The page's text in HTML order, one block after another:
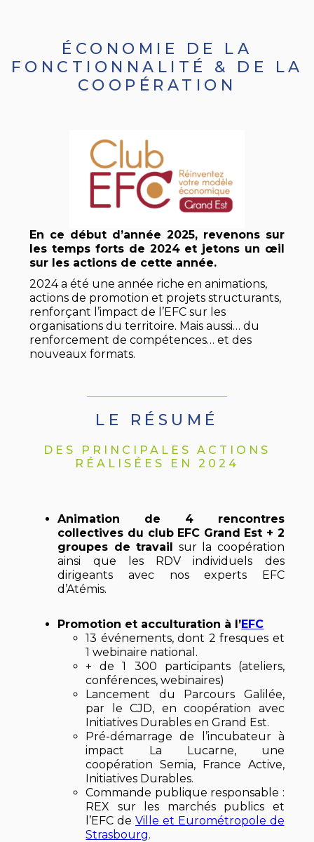
ÉCONOMIE DE LA
FONCTIONNALITÉ & DE LA
COOPÉRATION
En ce début d’année 2025, revenons sur
les temps forts de 2024 et jetons un œil
sur les actions de cette année.
2024 a été une année riche en animations,
actions de promotion et projets structurants,
renforçant l’impact de l’EFC sur les
organisations du territoire. Mais aussi… du
renforcement de compétences… et des
nouveaux formats.
LE RÉSUMÉ
DES PRINCIPALES ACTIONS
RÉALISÉES EN 2024
Animation de 4 rencontres
collectives du club EFC Grand Est + 2
groupes de travail sur la coopération
ainsi que les RDV individuels des
dirigeants avec nos experts EFC
d’Atémis.
Promotion et acculturation à l’EFC
13 événements, dont 2 fresques et
1 webinaire national.
+ de 1 300 participants (ateliers,
conférences, webinaires)
Lancement du Parcours Galilée,
par le CJD, en coopération avec
Initiatives Durables en Grand Est.
Pré-démarrage de l’incubateur à
impact La Lucarne, une
coopération Semia, France Active,
Initiatives Durables.
Commande publique responsable :
REX sur les marchés publics et
l’EFC deVille et Eurométropole de
Strasbourg.